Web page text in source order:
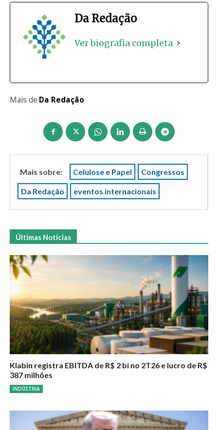
Da Redação
Ver biografia completa
Mais de Da Redação
Mais sobre: Celulose e Papel Congressos
Da Redação eventos internacionais
Últimas Notícias
Klabin registra EBITDA de R$ 2 bi no 2T26 e lucro de R$
387 milhões
INDÚSTRIA